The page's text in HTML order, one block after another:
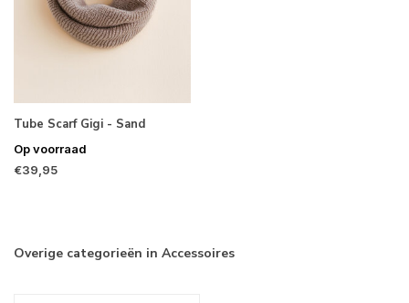
Tube Scarf Gigi - Sand
Op voorraad
€39,95
Overige categorieën in Accessoires